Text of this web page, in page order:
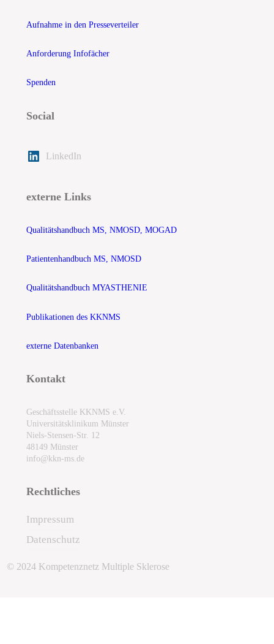
Aufnahme in den Presseverteiler
Anforderung Infofächer
Spenden
Social
LinkedIn
externe Links
Qualitätshandbuch MS, NMOSD, MOGAD
Patientenhandbuch MS, NMOSD
Qualitätshandbuch MYASTHENIE
Publikationen des KKNMS
externe Datenbanken
Kontakt
Geschäftsstelle KKNMS e.V.
Universitätsklinikum Münster
Niels-Stensen-Str. 12
48149 Münster
info@kkn-ms.de
Rechtliches
Impressum
Datenschutz
© 2024 Kompetenznetz Multiple Sklerose